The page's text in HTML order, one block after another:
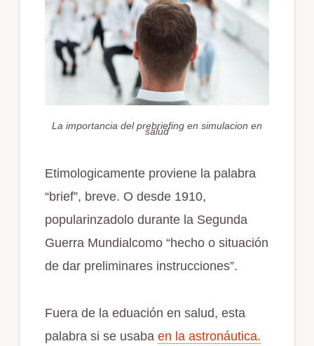
La importancia del prebriefing en simulacion en
salud
Etimologicamente proviene la palabra
“brief”, breve. O desde 1910,
popularinzadolo durante la Segunda
Guerra Mundialcomo “hecho o situación
de dar preliminares instrucciones”.
Fuera de la eduación en salud, esta
palabra si se usaba en la astronáutica.